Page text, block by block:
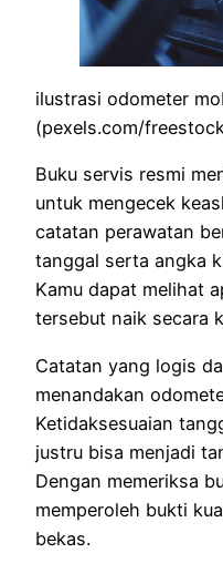
ilustrasi odometer
(pexels.com/
Buku servis resmi
untuk mengecek
catatan perawatan
tanggal serta angka
Kamu dapat melihat
tersebut naik secara
Catatan yang logis
menandakan
Ketidaksesuaian
justru bisa menjadi
Dengan memeriksa
memperoleh bukti
bekas.